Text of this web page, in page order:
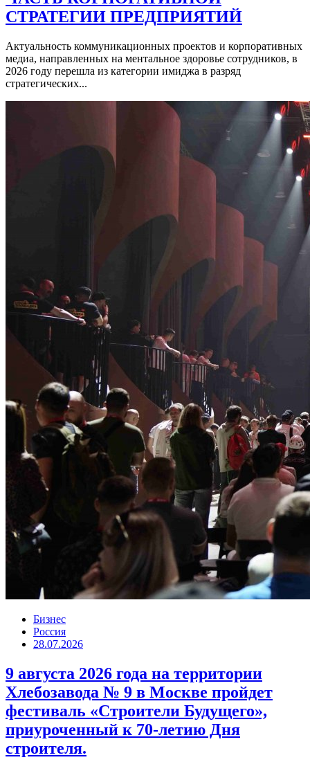
СТРАТЕГИИ ПРЕДПРИЯТИЙ
Актуальность коммуникационных проектов и корпоративных
медиа, направленных на ментальное здоровье сотрудников, в
2026 году перешла из категории имиджа в разряд
стратегических...
Бизнес
Россия
28.07.2026
9 августа 2026 года на территории
Хлебозавода № 9 в Москве пройдет
фестиваль «Строители Будущего»,
приуроченный к 70-летию Дня
строителя.